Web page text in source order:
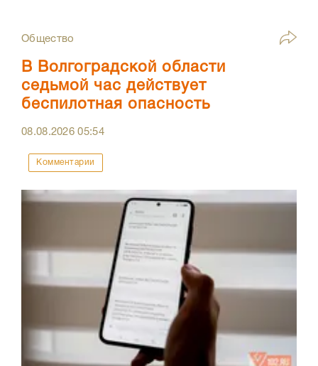
Общество
В Волгоградской области
седьмой час действует
беспилотная опасность
08.08.202605:54
Комментарии